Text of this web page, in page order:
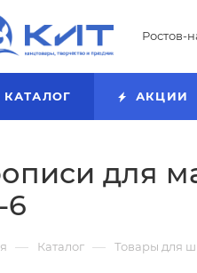
Ростов-
КАТАЛОГ АКЦИИ
для
6
— Каталог — Товары для